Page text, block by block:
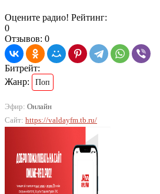
Оцените радио! Рейтинг:
0
Отзывов: 0
Битрейт:
Жанр:
Поп
Эфир: Онлайн
Сайт: https://valdayfm.tb.ru/